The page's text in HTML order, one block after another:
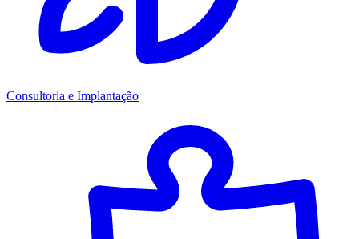
Consultoria e Implantação